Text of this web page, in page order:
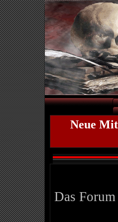
Neue
Das